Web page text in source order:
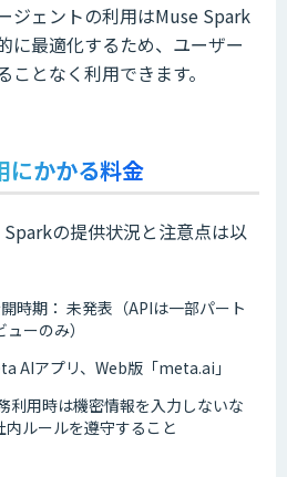
ジェントの利用はMuse Spark
に最適化するため、ユーザー
となく利用できます。
かかる料金
の提供状況と注意点は以
開時期： 未発表（APIは一部パート
ーのみ）
AIアプリ、Web版「meta.ai」
利用時は機密情報を入力しないな
内ルールを遵守すること